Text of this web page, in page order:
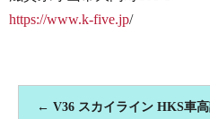
https://www.k-five.jp/
← V36 スカイライン HKS車